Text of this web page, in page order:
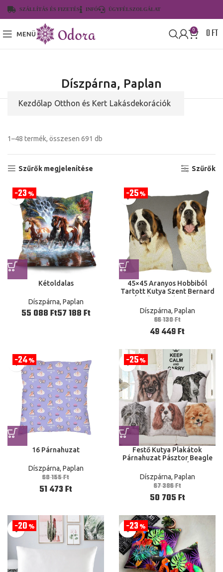
SZÁLLÍTÁS ÉS FIZETÉS INFÓ ÜGYFÉLSZOLGÁLAT
MENÜ
0 0FT
Díszpárna, Paplan
Kezdőlap Otthon és Kert Lakásdekorációk
1–48 termék, összesen 691 db
Szűrők megjelenítése Szűrők
23%
Kétoldalas
Díszpárna, Paplan
Ft Ft
25%
45×45 Aranyos Hobbiból
Tartott Kutya Szent Bernard
Párnahuzat Otthoni Kanapé
A0080
Díszpárna, Paplan
66 130Ft
49 449Ft
24%
16 Párnahuzat
Díszpárna, Paplan
68 155Ft
51 473Ft
25%
Festő Kutya Plakátok
Párnahuzat Pásztor Beagle
Párnahuzat Óvoda
Dekoráció
Díszpárna, Paplan
67 386Ft
50 705Ft
20% 23%